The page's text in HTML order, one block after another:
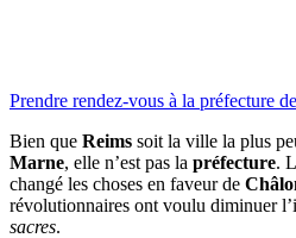
Prendre rendez-vous à la préfecture
Bien que Reims soit la ville la plus
Marne, elle n’est pas la préfecture.
changé les choses en faveur de
révolutionnaires ont voulu diminuer
sacres.